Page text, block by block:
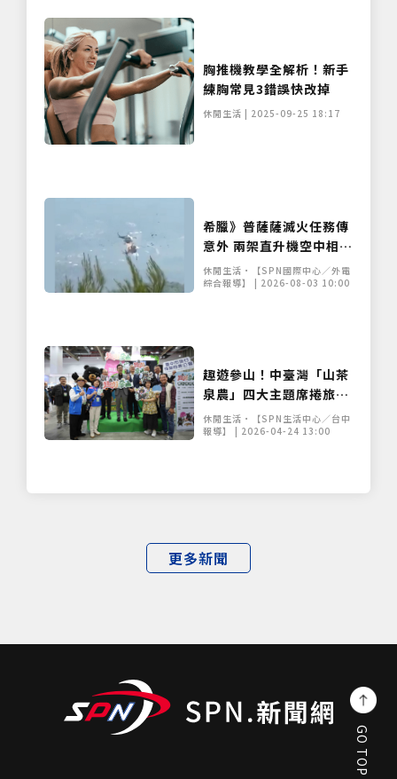
更多新聞
胸推機教學全解析！新手
練胸常見3錯誤快改掉
休閒生活 | 2025-09-25 18:17
希臘》普薩薩滅火任務傳
意外 兩架直升機空中相撞
搜救行動進行中
休閒生活•【SPN國際中心／外電
綜合報導】 | 2026-08-03 10:00
趣遊參山！中臺灣「山茶
泉農」四大主題席捲旅
展 邀您開啟最療癒的永
續旅程
休閒生活•【SPN生活中心／台中
報導】 | 2026-04-24 13:00
GO TOP